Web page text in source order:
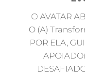
O AVATAR
O (A)
POR ELA,